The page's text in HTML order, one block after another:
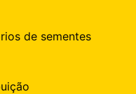
de sementes